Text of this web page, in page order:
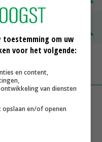
€ 345,00
toestemming om uw
voor het volgende:
en content,
van diensten
en/of openen